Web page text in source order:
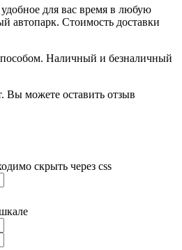
для вас время в любую
автопарк. Стоимость доставки
Наличный и безналичный
Вы можете оставить отзыв
скрыть через css